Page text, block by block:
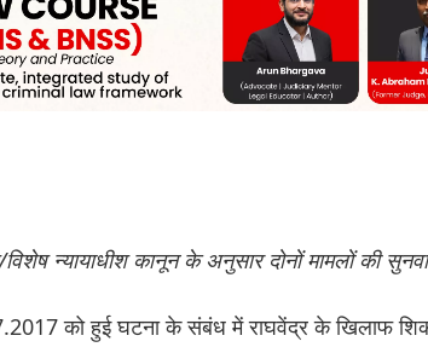
विशेष न्यायाधीश कानून के अनुसार दोनों मामलों की
को हुई घटना के संबंध में राघवेंद्र के खिलाफ